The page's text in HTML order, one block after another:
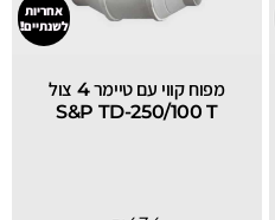
מפוח קווי עם טיימר 4 צול
S&P TD-250/100 T
אחריות
לשנתיים!